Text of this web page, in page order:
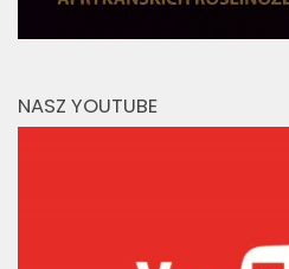
NASZ YOUTUBE